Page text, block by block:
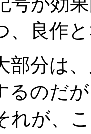
、良作
部分は
るのだ
れが、